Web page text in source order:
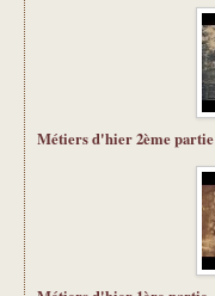
Métiers d'hier 2ème partie